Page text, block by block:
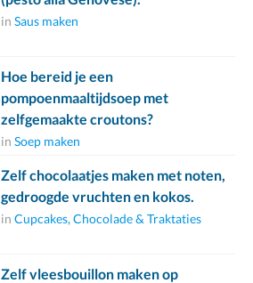
in Saus maken
Hoe bereid je een
pompoenmaaltijdsoep met
zelfgemaakte croutons?
in Soep maken
Zelf chocolaatjes maken met noten,
gedroogde vruchten en kokos.
in Cupcakes, Chocolade & Traktaties
Zelf vleesbouillon maken op